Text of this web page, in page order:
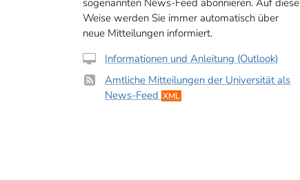
sogenannten News-Feed abonnieren. Auf diese
Weise werden Sie immer automatisch über
neue Mitteilungen informiert.
Informationen und Anleitung (Outlook)
Amtliche Mitteilungen der Universität als
News-Feed XML